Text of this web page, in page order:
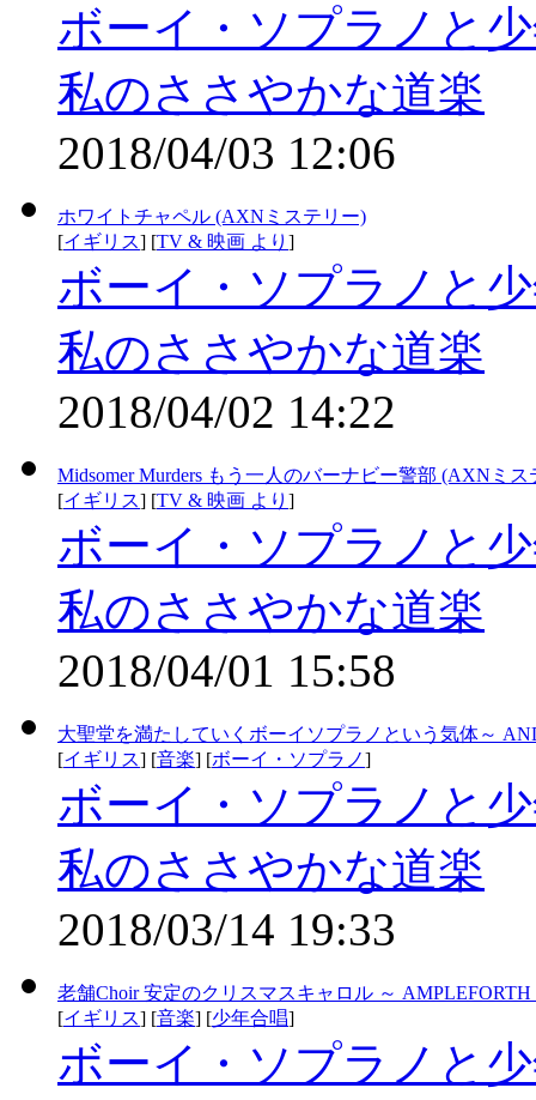
ボーイ・ソプラノと
私のささやかな道楽
2018/04/03 12:06
ホワイトチャペル (AXNミステリー)
[イギリス] [TV & 映画 より ]
ボーイ・ソプラノと
私のささやかな道楽
2018/04/02 14:22
Midsomer Murders もう一人のバーナビー警部 (AXNミス
[イギリス] [TV & 映画 より ]
ボーイ・ソプラノと
私のささやかな道楽
2018/04/01 15:58
大聖堂を満たしていくボーイソプラノという気体～
[イギリス] [音楽] [ボーイ・ソプラノ]
ボーイ・ソプラノと
私のささやかな道楽
2018/03/14 19:33
老舗Choir 安定のクリスマスキャロル ～
[イギリス] [音楽] [少年合唱]
ボーイ・ソプラノと